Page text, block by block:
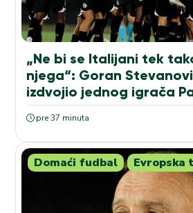
„Ne bi se Italijani tek
njega“: Goran
izdvojio jednog igrača
pre 37 minuta
Domaći fudbal Evropska